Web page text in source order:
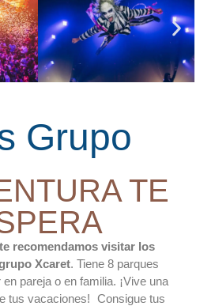
Grupo
TE
te recomendamos visitar los
Xcaret. Tiene 8 parques
pareja o en familia. ¡Vive una
tus vacaciones! Consigue tus